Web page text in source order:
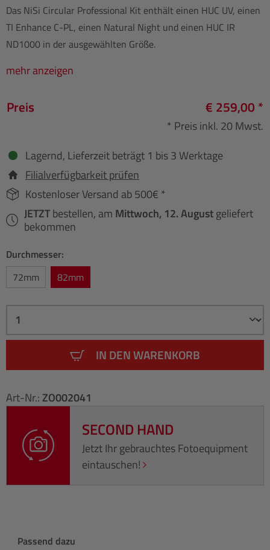
Das NiSi Circular Professional Kit enthält einen HUC UV, einen
TI Enhance C-PL, einen Natural Night und einen HUC IR
ND1000 in der ausgewählten Größe.
mehr anzeigen
Preis € 259,00 *
* Preis inkl. 20 Mwst.
Lagernd, Lieferzeit beträgt 1 bis 3 Werktage
Filialverfügbarkeit prüfen
Kostenloser Versand ab 500€ *
JETZTbestellen, am Mittwoch, 12. Augustgeliefert
bekommen
Durchmesser:
72mm
82mm
IN DEN WARENKORB
Art-Nr.: ZO002041
SECOND HAND
Jetzt Ihr gebrauchtes Fotoequipment
eintauschen!
Produktgalerie überspringen
Passend dazu